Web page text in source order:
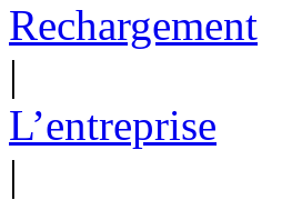
Rechargement
|
L’entreprise
|